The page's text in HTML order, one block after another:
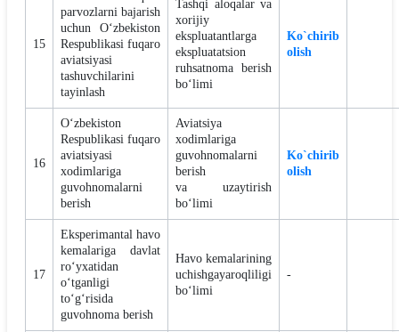
15
parvozlarni bajarish
uchun O‘zbekiston
Respublikasi fuqaro
aviatsiyasi
tashuvchilarini
tayinlash
Tashqi aloqalar va
xorijiy
ekspluatantlarga
ekspluatatsion
ruhsatnoma berish
bo‘limi
Ko`chirib
olish
16
O‘zbekiston
Respublikasi fuqaro
aviatsiyasi
xodimlariga
guvohnomalarni
berish
Aviatsiya
xodimlariga
guvohnomalarni
berish
va uzaytirish
bo‘limi
Ko`chirib
olish
17
Eksperimantal havo
kemalariga davlat
ro‘yxatidan
o‘tganligi
to‘g‘risida
guvohnoma berish
Havo kemalarining
uchishgayaroqliligi
bo‘limi
-